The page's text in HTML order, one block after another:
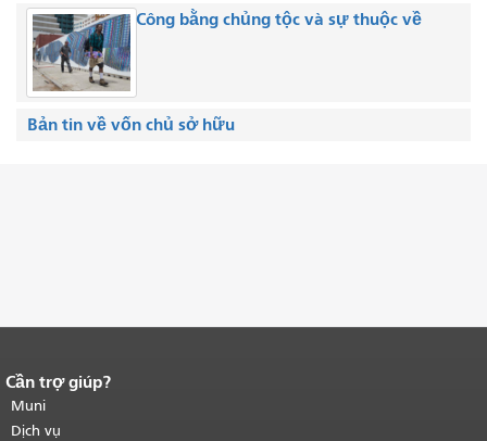
Công bằng chủng tộc và sự thuộc về
Bản tin về vốn chủ sở hữu
Kết thúc nội dung trang.
của trang này được lặp lại trên mọi
trang.Quay lại đầu trang nội dung
Cần trợ giúp?
Muni
Dịch vụ